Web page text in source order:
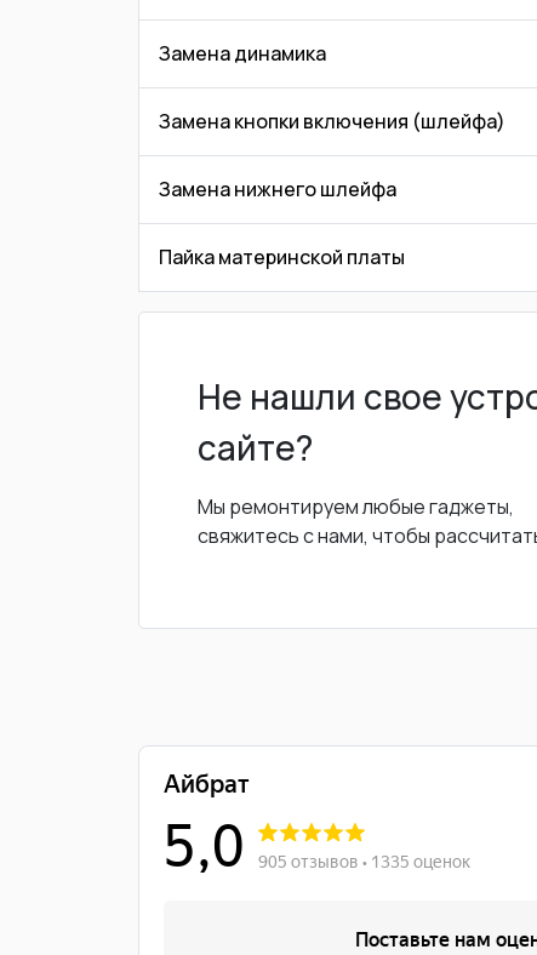
Замена динамика
Замена кнопки включения (шлейфа)
Замена нижнего шлейфа
Пайка материнской платы
Не нашли свое
сайте?
Мы ремонтируем любые гаджеты,
свяжитесь с нами, чтобы